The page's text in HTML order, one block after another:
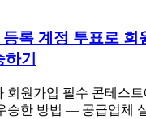
록 계정 투표로 회
기
회원가입 필수 콘테스트
승한 방법 — 공급업체